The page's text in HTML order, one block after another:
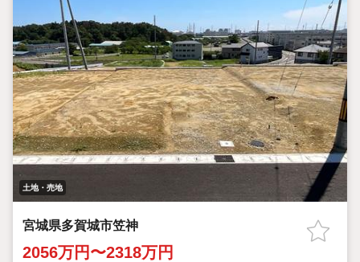
土地・売地
宮城県多賀城市笠神
2056万円〜2318万円